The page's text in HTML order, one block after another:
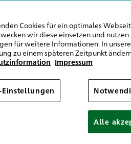
9852 615020
511 6451153488
senden
08:00 - 18:30
Cookies für ein optimales
wir diese einsetzen und
für weitere Informationen. In
zu einem späteren Zeitpunkt
Impressum
Einstellungen
Alle